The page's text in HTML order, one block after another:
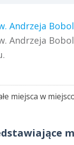
Andrzeja
Andrzeja
miejsca w